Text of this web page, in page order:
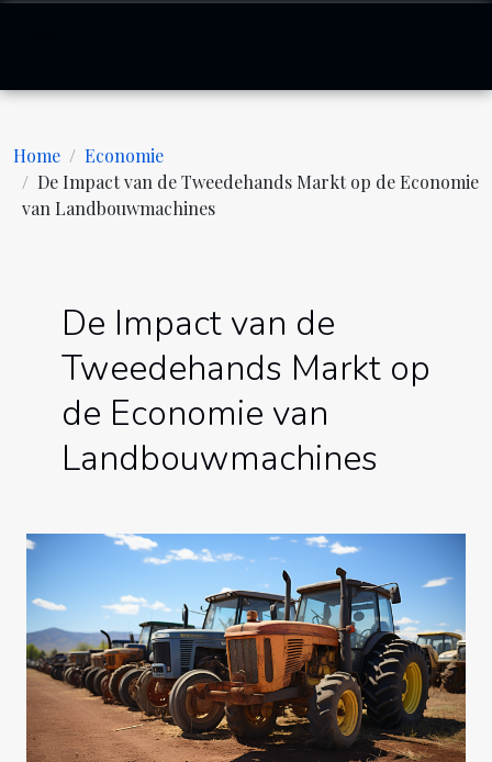
Home
Economie
De Impact van de Tweedehands Markt op de Economie
van Landbouwmachines
De Impact van de
Tweedehands Markt op
de Economie van
Landbouwmachines